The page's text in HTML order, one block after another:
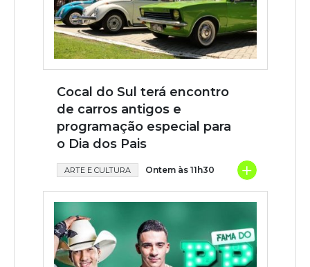
Cocal do Sul terá encontro
de carros antigos e
programação especial para
o Dia dos Pais
ARTE E CULTURA Ontem às 11h30 +